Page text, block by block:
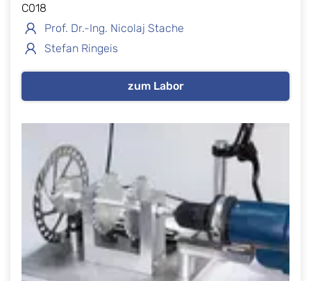
C018
Prof. Dr.-Ing. Nicolaj Stache
Stefan Ringeis
zum Labor